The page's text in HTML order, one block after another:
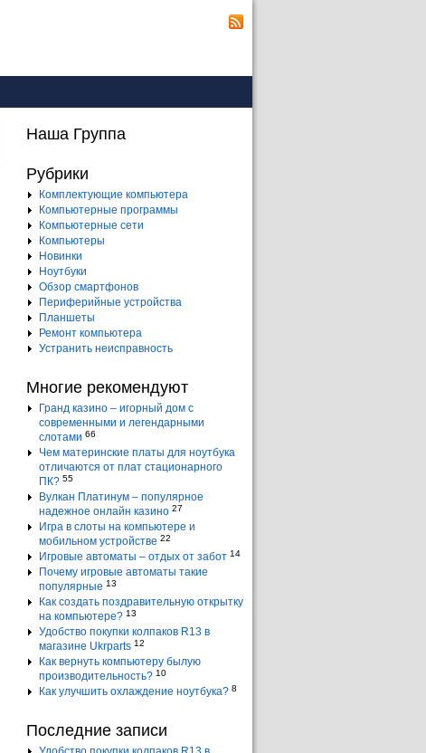
Наша Группа
Рубрики
Комплектующие компьютера
Компьютерные программы
Компьютерные сети
Компьютеры
Новинки
Ноутбуки
Обзор смартфонов
Периферийные устройства
Планшеты
Ремонт компьютера
Устранить неисправность
Многие рекомендуют
Гранд казино – игорный дом с
современными и легендарными
слотами 66
Чем материнские платы для ноутбука
отличаются от плат стационарного
ПК? 55
Вулкан Платинум – популярное
надежное онлайн казино 27
Игра в слоты на компьютере и
мобильном устройстве 22
Игровые автоматы – отдых от забот 14
Почему игровые автоматы такие
популярные 13
Как создать поздравительную открытку
на компьютере? 13
Удобство покупки колпаков R13 в
магазине Ukrparts 12
Как вернуть компьютеру былую
производительность? 10
Как улучшить охлаждение ноутбука? 8
Последние записи